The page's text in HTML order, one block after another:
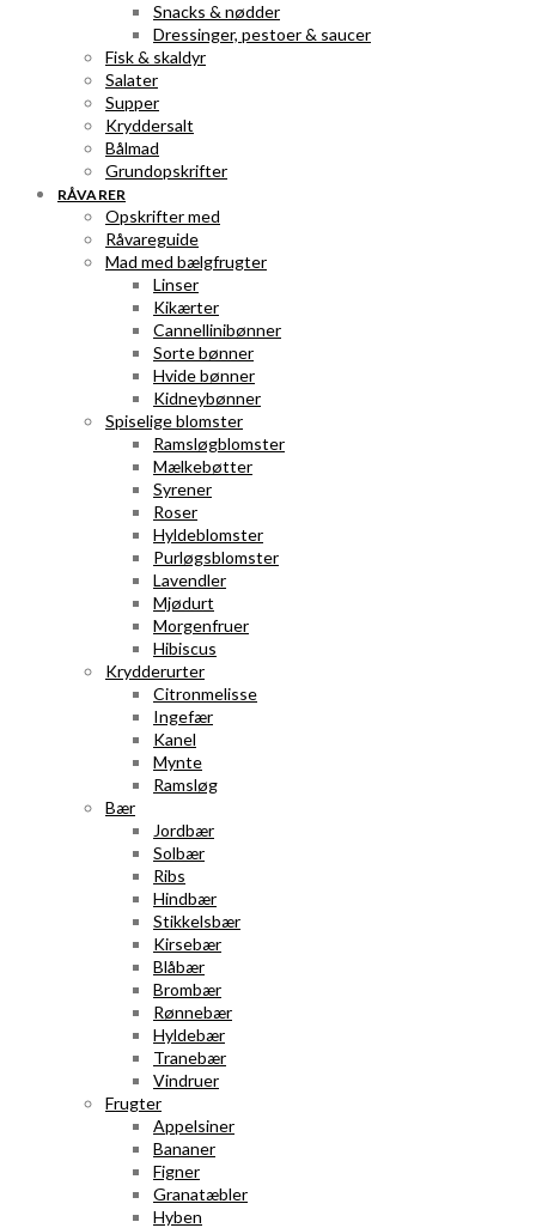
Snacks & nødder
Dressinger, pestoer & saucer
Fisk & skaldyr
Salater
Supper
Kryddersalt
Bålmad
Grundopskrifter
RÅVARER
Opskrifter med
Råvareguide
Mad med bælgfrugter
Linser
Kikærter
Cannellinibønner
Sorte bønner
Hvide bønner
Kidneybønner
Spiselige blomster
Ramsløgblomster
Mælkebøtter
Syrener
Roser
Hyldeblomster
Purløgsblomster
Lavendler
Mjødurt
Morgenfruer
Hibiscus
Krydderurter
Citronmelisse
Ingefær
Kanel
Mynte
Ramsløg
Bær
Jordbær
Solbær
Ribs
Hindbær
Stikkelsbær
Kirsebær
Blåbær
Brombær
Rønnebær
Hyldebær
Tranebær
Vindruer
Frugter
Appelsiner
Bananer
Figner
Granatæbler
Hyben